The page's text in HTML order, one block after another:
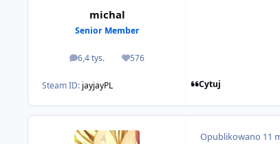
michal
Senior Member
6,4 tys.
odpowiedzi576
Reputacja
Steam ID: jayjayPL Cytuj
Opublikowano 11